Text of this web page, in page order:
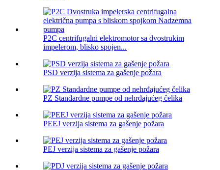
P2C centrifugalni elektromotor sa dvostrukim
impelerom, blisko spojen...
PSD verzija sistema za gašenje požara
PZ Standardne pumpe od nehrđajućeg čelika
PEEJ verzija sistema za gašenje požara
PEJ verzija sistema za gašenje požara